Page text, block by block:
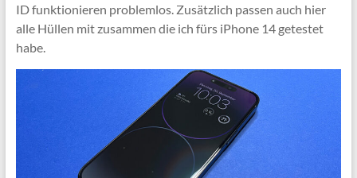
ID funktionieren problemlos. Zusätzlich passen auch hier
alle Hüllen mit zusammen die ich fürs iPhone 14 getestet
habe.